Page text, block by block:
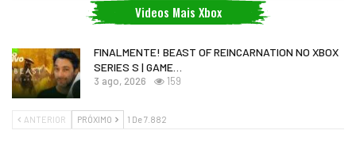
Videos Mais Xbox
FINALMENTE! BEAST OF REINCARNATION NO XBOX
SERIES S | GAME…
3 ago, 2026 159
ANTERIOR PRÓXIMO 1 De 7.882